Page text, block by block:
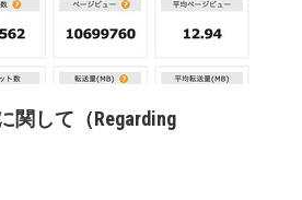
関して（Regarding